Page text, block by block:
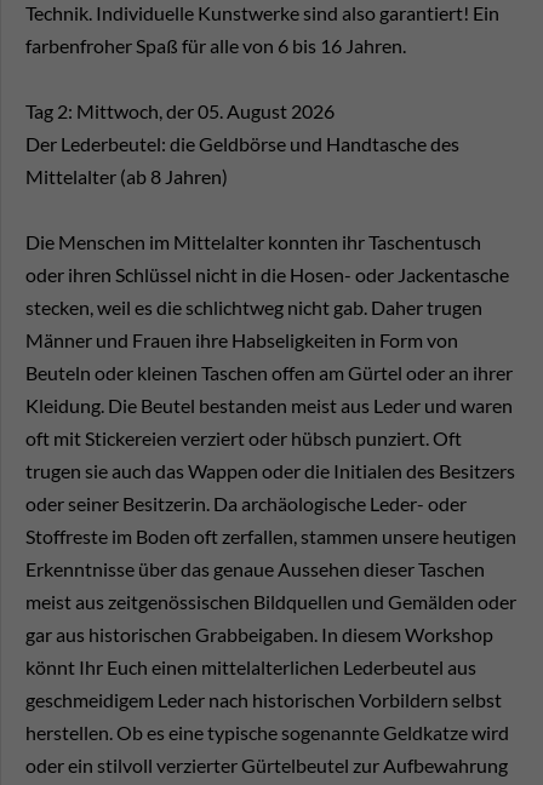
Technik. Individuelle Kunstwerke sind also garantiert! Ein
farbenfroher Spaß für alle von 6 bis 16 Jahren.
Tag 2: Mittwoch, der 05. August 2026
Der Lederbeutel: die Geldbörse und Handtasche des
Mittelalter (ab 8 Jahren)
Die Menschen im Mittelalter konnten ihr Taschentusch
oder ihren Schlüssel nicht in die Hosen- oder Jackentasche
stecken, weil es die schlichtweg nicht gab. Daher trugen
Männer und Frauen ihre Habseligkeiten in Form von
Beuteln oder kleinen Taschen offen am Gürtel oder an ihrer
Kleidung. Die Beutel bestanden meist aus Leder und waren
oft mit Stickereien verziert oder hübsch punziert. Oft
trugen sie auch das Wappen oder die Initialen des Besitzers
oder seiner Besitzerin. Da archäologische Leder- oder
Stoffreste im Boden oft zerfallen, stammen unsere heutigen
Erkenntnisse über das genaue Aussehen dieser Taschen
meist aus zeitgenössischen Bildquellen und Gemälden oder
gar aus historischen Grabbeigaben. In diesem Workshop
könnt Ihr Euch einen mittelalterlichen Lederbeutel aus
geschmeidigem Leder nach historischen Vorbildern selbst
herstellen. Ob es eine typische sogenannte Geldkatze wird
oder ein stilvoll verzierter Gürtelbeutel zur Aufbewahrung